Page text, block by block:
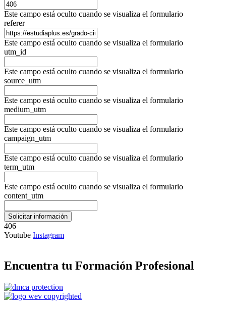
Este campo está oculto cuando se visualiza el formulario
referer
Este campo está oculto cuando se visualiza el formulario
utm_id
Este campo está oculto cuando se visualiza el formulario
source_utm
Este campo está oculto cuando se visualiza el formulario
medium_utm
Este campo está oculto cuando se visualiza el formulario
campaign_utm
Este campo está oculto cuando se visualiza el formulario
term_utm
Este campo está oculto cuando se visualiza el formulario
content_utm
406
Youtube Instagram
Encuentra tu Formación Profesional